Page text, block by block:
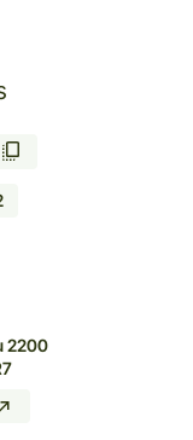
2200